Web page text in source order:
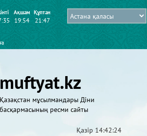
Ақшам
19:54
Құптан
21:47
muftyat.kz
Қазақстан мұсылмандары Діни
басқармасының ресми сайты
Қазір 14:42:24